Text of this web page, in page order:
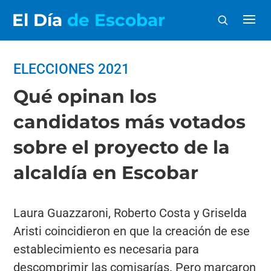
El Día de Escobar
ELECCIONES 2021
Qué opinan los
candidatos más votados
sobre el proyecto de la
alcaldía en Escobar
Laura Guazzaroni, Roberto Costa y Griselda
Aristi coincidieron en que la creación de ese
establecimiento es necesaria para
descomprimir las comisarías. Pero marcaron